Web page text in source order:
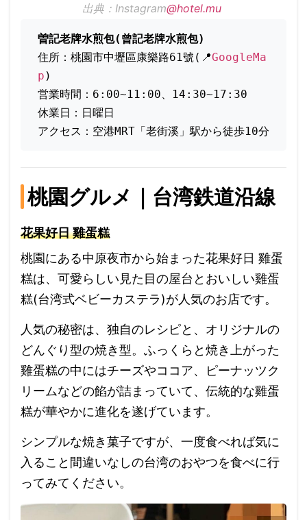
出典：Instagram@hotel.mu
曽記老牌水煎包(曾記老牌水煎包)
住所：桃園市中壢區康樂路61號(📍GoogleMa
p )
営業時間：6:00~11:00、14:30~17:30
休業日：日曜日
アクセス：空港MRT「老街溪」駅から徒歩10分
桃園グルメ｜台湾鉄道沿線
花果好日 雞蛋糕
桃園にある中原夜市から始まった花果好日 雞蛋
糕は、可愛らしい見た目の屋台とおいしい雞蛋
糕(台湾式ベビーカステラ)が人気のお店です。
人気の秘密は、独自のレシピと、オリジナルの
どんぐり型の焼き型。ふっくらと焼き上がった
雞蛋糕の中にはチーズやココア、ピーナッツク
リームなどの餡が詰まっていて、伝統的な雞蛋
糕が華やかに進化を遂げています。
シンプルな焼き菓子ですが、一度食べれば気に
入ること間違いなしの台湾のおやつを食べに行
ってみてください。